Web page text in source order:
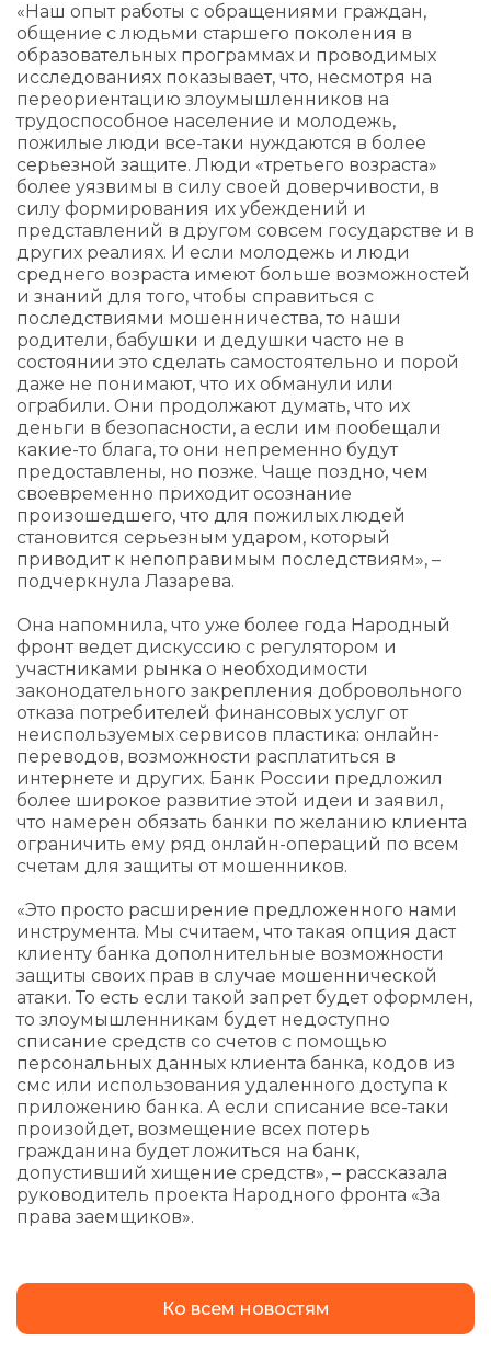
«Наш опыт работы с обращениями граждан,
общение с людьми старшего поколения в
образовательных программах и проводимых
исследованиях показывает, что, несмотря на
переориентацию злоумышленников на
трудоспособное население и молодежь,
пожилые люди все-таки нуждаются в более
серьезной защите. Люди «третьего возраста»
более уязвимы в силу своей доверчивости, в
силу формирования их убеждений и
представлений в другом совсем государстве и в
других реалиях. И если молодежь и люди
среднего возраста имеют больше возможностей
и знаний для того, чтобы справиться с
последствиями мошенничества, то наши
родители, бабушки и дедушки часто не в
состоянии это сделать самостоятельно и порой
даже не понимают, что их обманули или
ограбили. Они продолжают думать, что их
деньги в безопасности, а если им пообещали
какие-то блага, то они непременно будут
предоставлены, но позже. Чаще поздно, чем
своевременно приходит осознание
произошедшего, что для пожилых людей
становится серьезным ударом, который
приводит к непоправимым последствиям», –
подчеркнула Лазарева.
Она напомнила, что уже более года Народный
фронт ведет дискуссию с регулятором и
участниками рынка о необходимости
законодательного закрепления добровольного
отказа потребителей финансовых услуг от
неиспользуемых сервисов пластика: онлайн-
переводов, возможности расплатиться в
интернете и других. Банк России предложил
более широкое развитие этой идеи и заявил,
что намерен обязать банки по желанию клиента
ограничить ему ряд онлайн-операций по всем
счетам для защиты от мошенников.
«Это просто расширение предложенного нами
инструмента. Мы считаем, что такая опция даст
клиенту банка дополнительные возможности
защиты своих прав в случае мошеннической
атаки. То есть если такой запрет будет оформлен,
то злоумышленникам будет недоступно
списание средств со счетов с помощью
персональных данных клиента банка, кодов из
смс или использования удаленного доступа к
приложению банка. А если списание все-таки
произойдет, возмещение всех потерь
гражданина будет ложиться на банк,
допустивший хищение средств», – рассказала
руководитель проекта Народного фронта «За
права заемщиков».
Ко всем новостям